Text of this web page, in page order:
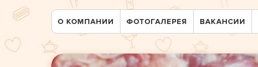
О КОМПАНИИ ФОТОГАЛЕРЕЯ ВАКАНСИИ